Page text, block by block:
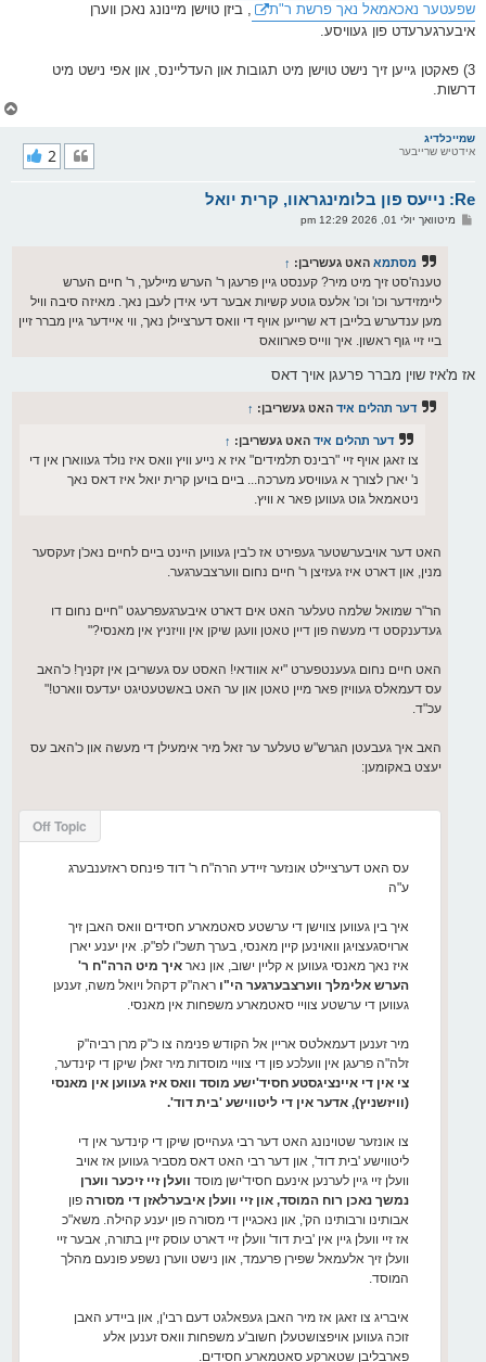
שפעטער נאכאמאל נאך פרשת ר"ת
, ביזן טוישן מיינונג נאכן ווערן
איבערגערעדט פון געוויסע.
3) פאקטן גייען זיך נישט טוישן מיט תגובות און העדליינס, און אפי נישט מיט
דרשות.
שמייכלדיג
אידטיש שרייבער
Re: נייעס פון בלומינגראוו, קרית יואל
2
פמיטוואך יולי 01, 2026 12:29 pm
מסתמא האט געשריבן: ↑
טענה'סט זיך מיט מיר? קענסט גיין פרעגן ר' הערש מיילעך, ר' חיים הערש
ליימזידער וכו' וכו' אלעס גוטע קשיות אבער דעי אידן לעבן נאך. מאיזה סיבה וויל
מען ענדערש בלייבן דא שרייען אויף די וואס דערציילן נאך, ווי איידער גיין מברר זיין
ביי זיי גוף ראשון. איך ווייס פארוואס
אז מ'איז שוין מברר פרעגן אויך דאס
דער תהלים איד האט געשריבן: ↑
דער תהלים איד האט געשריבן: ↑
צו זאגן אויף זיי "רבינס תלמידים" איז א נייע וויץ וואס איז נולד געווארן אין די
נ' יארן לצורך א געוויסע מערכה... ביים בויען קרית יואל איז דאס נאך
ניטאמאל גוט געווען פאר א וויץ.
האט דער אויבערשטער געפירט אז כ'בין געווען היינט ביים לחיים נאכ'ן זעקסער
מנין, און דארט איז געזיצן ר' חיים נחום ווערצבערגער.
הר"ר שמואל שלמה טעלער האט אים דארט איבערגעפרעגט "חיים נחום דו
געדענקסט די מעשה פון דיין טאטן וועגן שיקן אין וויזניץ אין מאנסי?"
האט חיים נחום געענטפערט "יא אוודאי! האסט עס געשריבן אין זקניך! כ'האב
עס דעמאלס געוויזן פאר מיין טאטן און ער האט באשטעטיגט יעדעס ווארט!"
עכ"ד.
האב איך געבעטן הגרש"ש טעלער ער זאל מיר אימעילן די מעשה און כ'האב עס
יעצט באקומען:
Off Topic
עס האט דערציילט אונזער זיידע הרה"ח ר' דוד פינחס ראזענבערג
ע"ה
איך בין געווען צווישן די ערשטע סאטמארע חסידים וואס האבן זיך
ארויסגעצויגן וואוינען קיין מאנסי, בערך תשכ"ו לפ"ק. אין יענע יארן
איז נאך מאנסי געווען א קליין ישוב, און נאר איך מיט הרה"ח ר'
הערש אלימלך ווערצבערגער הי"ו ראה"ק דקהל ויואל משה, זענען
געווען די ערשטע צוויי סאטמארע משפחות אין מאנסי.
מיר זענען דעמאלטס אריין אל הקודש פנימה צו כ"ק מרן רביה"ק
זלה"ה פרעגן אין וועלכע פון די צוויי מוסדות מיר זאלן שיקן די קינדער,
צי אין די איינציגסטע חסיד'ישע מוסד וואס איז געווען אין מאנסי
(וויזשניץ), אדער אין די ליטווישע 'בית דוד'.
צו אונזער שטוינונג האט דער רבי געהייסן שיקן די קינדער אין די
ליטווישע 'בית דוד', און דער רבי האט דאס מסביר געווען אז אויב
וועלן זיי גיין לערנען אינעם חסיד'ישן מוסד וועלן זיי זיכער ווערן
נמשך נאכן רוח המוסד, און זיי וועלן איבערלאזן די מסורה פון
אבותינו ורבותינו הק', און נאכגיין די מסורה פון יענע קהילה. משא"כ
אז זיי וועלן גיין אין 'בית דוד' וועלן זיי דארט עוסק זיין בתורה, אבער זיי
וועלן זיך אלעמאל שפירן פרעמד, און נישט ווערן נשפע פונעם מהלך
המוסד.
איבריג צו זאגן אז מיר האבן געפאלגט דעם רבי'ן, און ביידע האבן
זוכה געווען אויפצושטעלן חשוב'ע משפחות וואס זענען אלע
פארבליבן שטארקע סאטמארע חסידים.